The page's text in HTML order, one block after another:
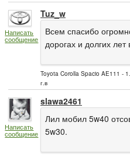
Написать
сообщение
Tuz_w
Всем спасибо
дорогах и долгих
Toyota Corolla Spacio AE111 -
г.в
Написать
сообщение
slawa2461
Лил мобил 5w40
5w30.